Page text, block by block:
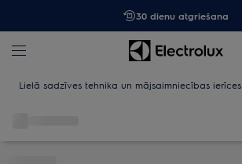
30 dienu atgriešana
Lielā sadzīves tehnika un mājsaimniecības ierīces